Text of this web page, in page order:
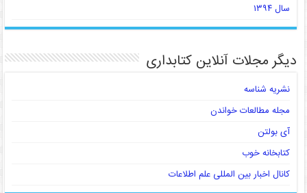
سال ۱۳۹۴
دیگر مجلات آنلاین کتابداری
نشریه شناسه
مجله مطالعات خواندن
آی بولتن
کتابخانه خوب
کانال اخبار بین المللی علم اطلاعات